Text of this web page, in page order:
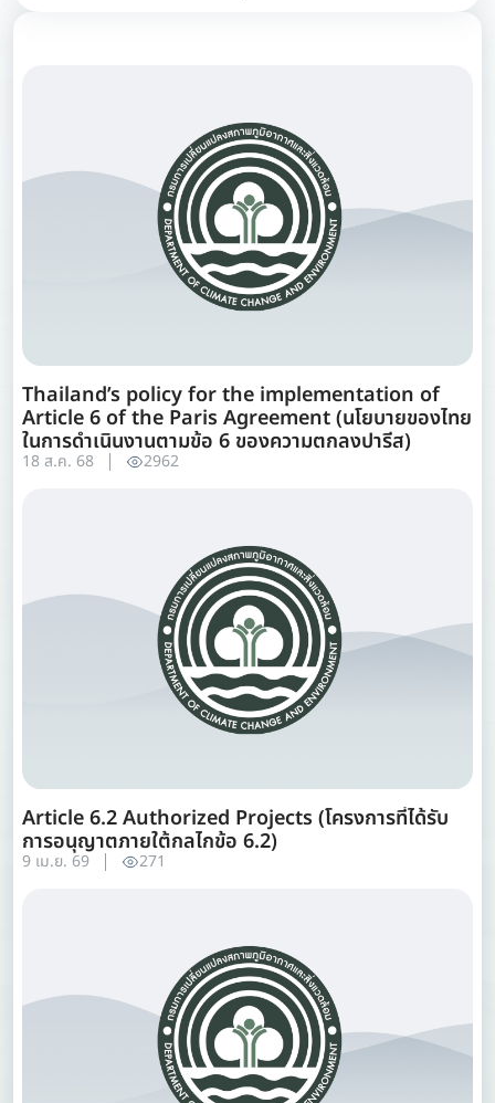
Thailand’s policy for the implementation of
Article 6 of the Paris Agreement (นโยบายของไทย
ในการดำเนินงานตามข้อ 6 ของความตกลงปารีส)
18 ส.ค. 68 2962
Article 6.2 Authorized Projects (โครงการที่ได้รับ
การอนุญาตภายใต้กลไกข้อ 6.2)
9 เม.ย. 69 271